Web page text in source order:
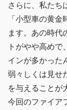
さらに、私たち
「小型車の黄
ます。あの時代
トがやや高め
インが多かった
弱々しくは見せ
を与えることが
今回のファイア